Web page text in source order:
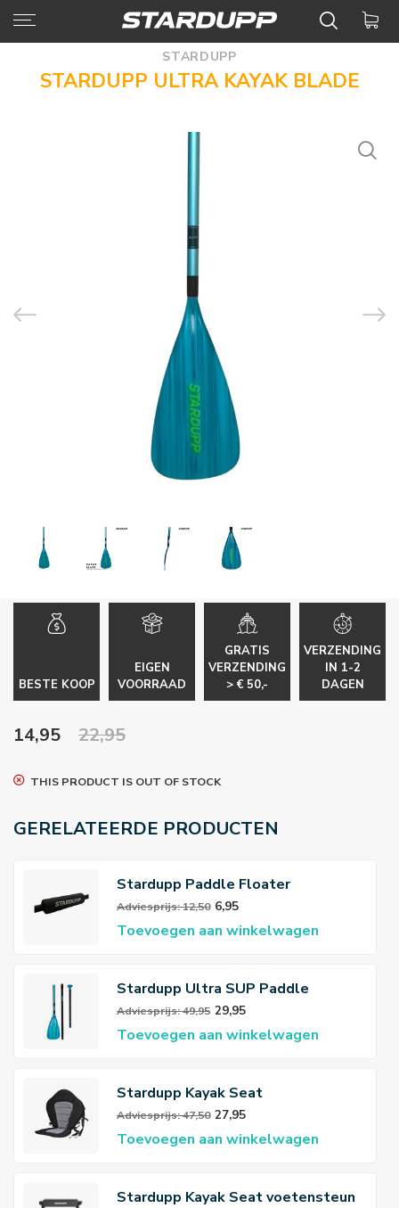
STARDUPP
STARDUPP ULTRA KAYAK BLADE
BESTE KOOP
EIGEN
VOORRAAD
GRATIS
VERZENDING
> € 50,-
VERZENDING
IN 1-2
DAGEN
14,95 22,95
THIS PRODUCT IS OUT OF STOCK
GERELATEERDE PRODUCTEN
Stardupp Paddle Floater
Adviesprijs: 12,50 6,95
Toevoegen aan winkelwagen
Stardupp Ultra SUP Paddle
Adviesprijs: 49,95 29,95
Toevoegen aan winkelwagen
Stardupp Kayak Seat
Adviesprijs: 47,50 27,95
Toevoegen aan winkelwagen
Stardupp Kayak Seat voetensteun